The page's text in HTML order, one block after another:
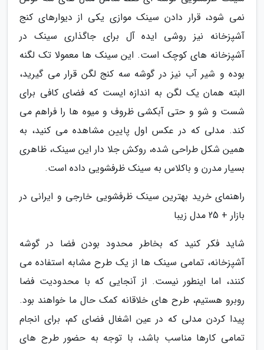
نمی شود، قرار دادن سینک موازی یکی از دیوارهای کنج
آشپزخانه نیز روشی ایده آل برای جاگذاری سینک در
آشپزخانه های کوچک است. این سینک ها معمولا تک لگنه
بوده و شیر آب نیز در گوشه سه کنج لگن قرار می گیرید،
البته همان یک لگن به اندازه ایست که فضای کافی برای
شست و شو و حتی آبکشی ظروف و میوه ها را فراهم می
کند. مدلی که در عکس اول پایین مشاهده می کنید، به
همین شکل طراحی شده، روکش جلا دار این سینک، ظاهری
بسیار مدرن و باکلاس به سینک ظرفشویی داده است.
راهنمای خرید بهترین سینک ظرفشویی خارجی و ایرانی در
بازار + 25 مدل زیبا
شاید فکر کنید که بخاطر محدود بودن فضا در گوشه
آشپزخانه، تمامی سینک ها از یک طرح مشابه استفاده می
کنند، اما اینطور نیست. از آنجایی که با محدودیت فضا
روبرو هستیم، طرح های خلاقانه کمک حال ما خواهند بود.
پیدا کردن مدلی که در عین اشغال فضای کم، برای انجام
تمامی کارها مناسب باشد، با توجه به حضور طرح های